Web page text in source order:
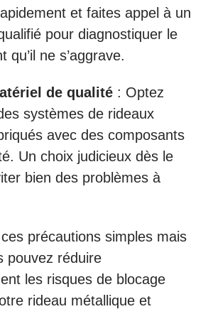
et faites appel à un
pour diagnostiquer le
qu’il ne s’aggrave.
de qualité : Optez
systèmes de rideaux
avec des composants
Un choix judicieux dès le
bien des problèmes à
précautions simples mais
pouvez réduire
les risques de blocage
rideau métallique et